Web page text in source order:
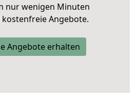
nur wenigen Minuten
Angebote.
Angebote erhalten